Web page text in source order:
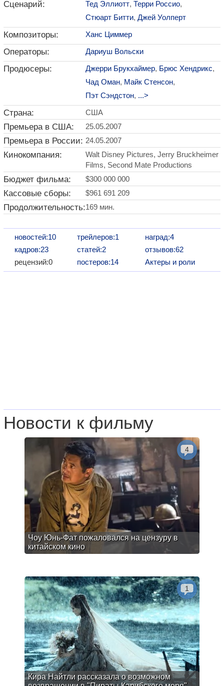
Сценарий: Тед Эллиотт, Терри Россио,
Стюарт Битти, Джей Уолперт
Композиторы: Ханс Циммер
Операторы: Дариуш Вольски
Продюсеры: Джерри Брукхаймер, Брюс Хендрикс,
Чад Оман, Майк Стенсон,
Пэт Сэндстон, ...>
Страна: США
Премьера в США: 25.05.2007
Премьера в России: 24.05.2007
Кинокомпания:
Walt Disney Pictures, Jerry Bruckheimer
Films, Second Mate Productions
Бюджет фильма: $300 000 000
Кассовые сборы: $961 691 209
Продолжительность:169 мин.
новостей:10
кадров:23
рецензий:0
трейлеров:1
статей:2
постеров:14
наград:4
отзывов:62
Актеры и роли
Новости к фильму
Чоу Юнь-Фат пожаловался на цензуру в
китайском кино
4
Кира Найтли рассказала о возможном
1